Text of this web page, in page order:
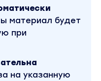
дает
ситуацию в
любую
материал будет
при
на указанную